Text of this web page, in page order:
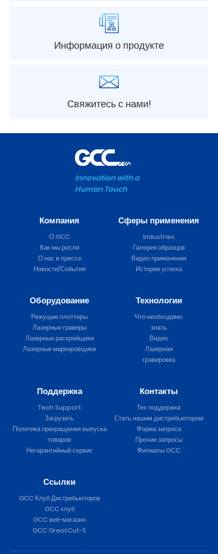
Информация о продукте
Свяжитесь с нами!
Innovation with a
Human Touch
Компания
О GCC
Как мы росли
О нас в прессе
Новости/События
Сферы применения
Industries
Галерея образцов
Видео применения
Истории успеха
Оборудование
Режущие плоттеры
Лазерные граверы
Лазерные раскройщики
Лазерные маркировщики
Технологии
Что необходимо
знать
Видео
Лазерная
гравировка
Поддержка
Tech Support
Загрузить
Политика прекращения выпуска
товаров
Негарантийный сервис
Контакты
Тех поддержка
Стать нашим дистрибьютором
Форма запроса
Прочие запросы
Филиалы GCC
Ссылки
GCC Клуб Дистрибьюторов
GCC клуб
GCC веб-магазин
GCC GreatCut-S